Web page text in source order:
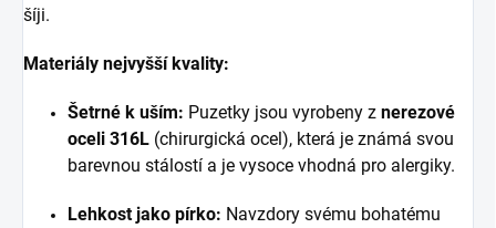
šíji.
Materiály nejvyšší kvality:
Šetrné k uším: Puzetky jsou vyrobeny z nerezové
oceli 316L (chirurgická ocel), která je známá svou
barevnou stálostí a je vysoce vhodná pro alergiky.
Lehkost jako pírko: Navzdory svému bohatému